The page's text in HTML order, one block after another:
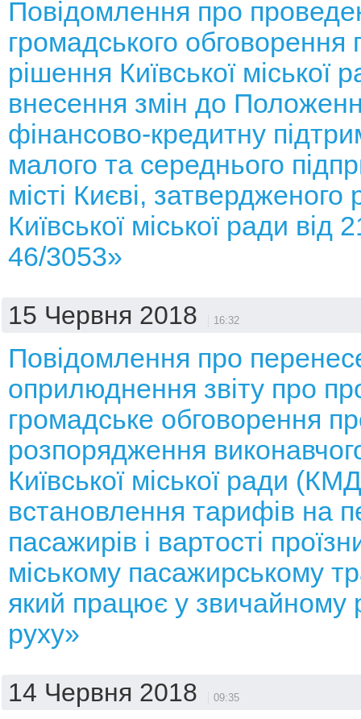
Повідомлення про
громадського обговорення
рішення Київської міської
внесення змін до
фінансово-кредитну
малого та середнього
місті Києві,
Київської міської ради
46/3053»
15 Червня 2018 16:32
Повідомлення про
оприлюднення звіту про
громадське обговорення
розпорядження
Київської міської ради
встановлення тарифів на
пасажирів і вартості
міському пасажирському
який працює у звичайному
руху»
14 Червня 2018 09:35